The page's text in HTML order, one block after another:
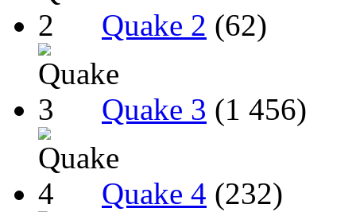
Quake 2 (62)
Quake 3 (1 456)
Quake 4 (232)